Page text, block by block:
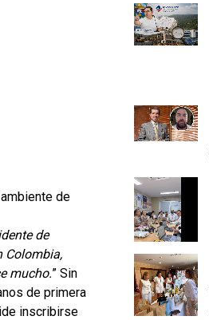
de
de
Colombia,
mucho.” Sin
de primera
inscribirse